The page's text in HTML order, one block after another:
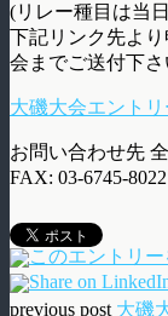
(リレー種目は当
下記リンク先よ
会までご送付下さ
大磯大会エント
お問い合わせ先
FAX: 03-6745-
previous post 大磯